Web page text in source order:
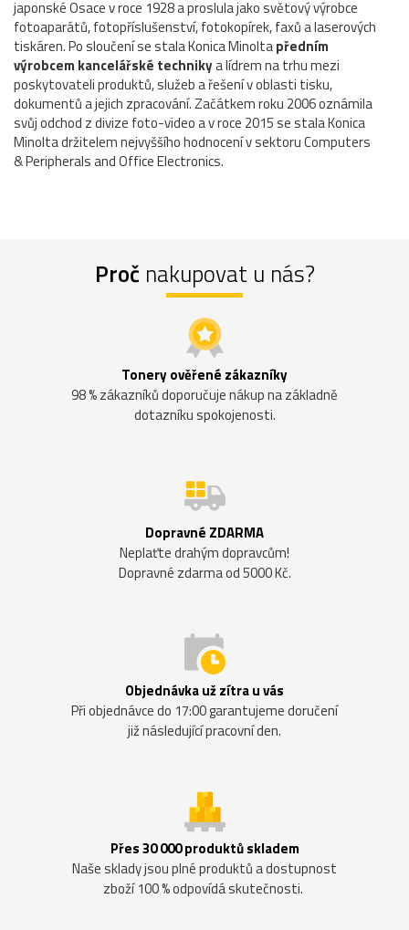
japonské Osace v roce 1928 a proslula jako světový výrobce
fotoaparátů, fotopříslušenství, fotokopírek, faxů a laserových
tiskáren. Po sloučení se stala Konica Minoltapředním
výrobcem kancelářské technikya lídrem na trhu mezi
poskytovateli produktů, služeb a řešení v oblasti tisku,
dokumentů a jejich zpracování. Začátkem roku 2006 oznámila
svůj odchod z divize foto-video a v roce 2015 se stala Konica
Minolta držitelem nejvyššího hodnocení v sektoru Computers
& Peripherals and Office Electronics.
Proč nakupovat u nás?
Tonery ověřené zákazníky
98 % zákazníků doporučuje nákup na základně
dotazníku spokojenosti.
Dopravné ZDARMA
Neplaťte drahým dopravcům!
Dopravné zdarma od 5000 Kč.
Objednávka už zítra u vás
Při objednávce do 17:00 garantujeme doručení
již následující pracovní den.
Přes 30 000 produktů skladem
Naše sklady jsou plné produktů a dostupnost
zboží 100 % odpovídá skutečnosti.